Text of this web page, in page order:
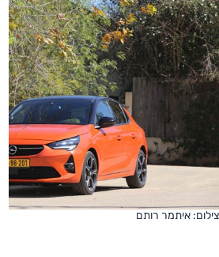
צילום: איתמר רותם